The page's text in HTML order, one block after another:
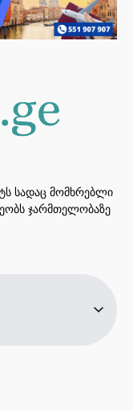
სადაც მომხრებლი
ჯარმთელობაზე